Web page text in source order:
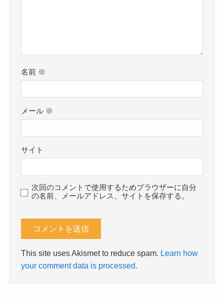
名前 ※
メール ※
サイト
次回のコメントで使用するためブラウザーに自分
の名前、メールアドレス、サイトを保存する。
This site uses Akismet to reduce spam. Learn how
your comment data is processed.